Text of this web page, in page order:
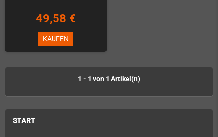
START
49,58 €
KAUFEN
1 - 1 von 1 Artikel(n)